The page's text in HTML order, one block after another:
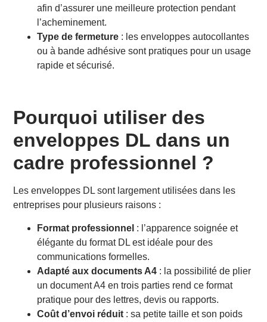
afin d’assurer une meilleure protection pendant
l’acheminement.
Type de fermeture : les enveloppes autocollantes
ou à bande adhésive sont pratiques pour un usage
rapide et sécurisé.
Pourquoi utiliser des
enveloppes DL dans un
cadre professionnel ?
Les enveloppes DL sont largement utilisées dans les
entreprises pour plusieurs raisons :
Format professionnel : l’apparence soignée et
élégante du format DL est idéale pour des
communications formelles.
Adapté aux documents A4 : la possibilité de plier
un document A4 en trois parties rend ce format
pratique pour des lettres, devis ou rapports.
Coût d’envoi réduit : sa petite taille et son poids